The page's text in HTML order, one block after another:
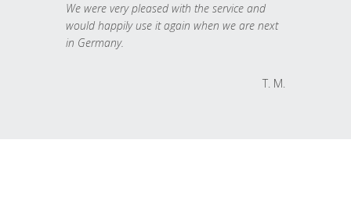
We were very pleased with the service and
would happily use it again when we are next
in Germany.
T. M.